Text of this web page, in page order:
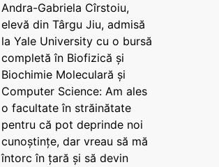
Andra-Gabriela Cîrstoiu,
elevă din Târgu Jiu, admisă
la Yale University cu o bursă
completă în Biofizică și
Biochimie Moleculară și
Computer Science: Am ales
o facultate în străinătate
pentru că pot deprinde noi
cunoștințe, dar vreau să mă
întorc în țară și să devin